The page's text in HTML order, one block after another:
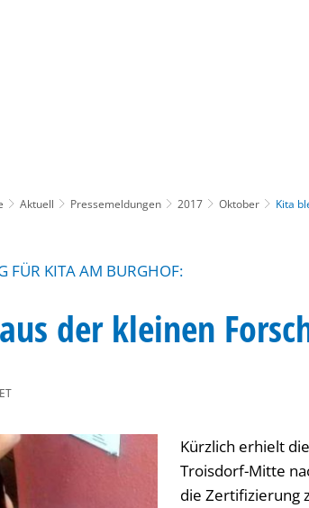
Aktuell Pressemeldungen 2017 Oktober Kita
FÜR KITA AM BURGHOF:
der kleinen
Kürzlich erhielt
Troisdorf-Mitte
die Zertifizierung